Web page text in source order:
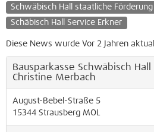
Schwäbisch Hall staatliche
Schäbisch Hall Service Erkner
Diese News wurde Vor 2 Jahren
Bausparkasse Schwäbisch
Christine Merbach
August-Bebel-Straße 5
15344 Strausberg MOL